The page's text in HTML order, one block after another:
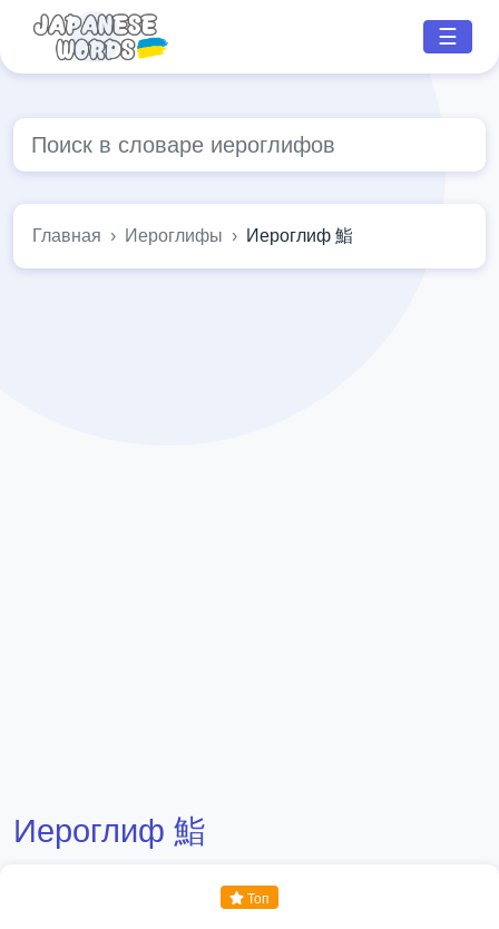
☰
Главная Иероглифы Иероглиф 鮨
Иероглиф 鮨
Топ